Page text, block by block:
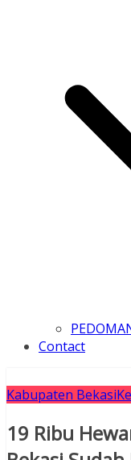
Contact
Kabupaten Bekasi
19 Ribu